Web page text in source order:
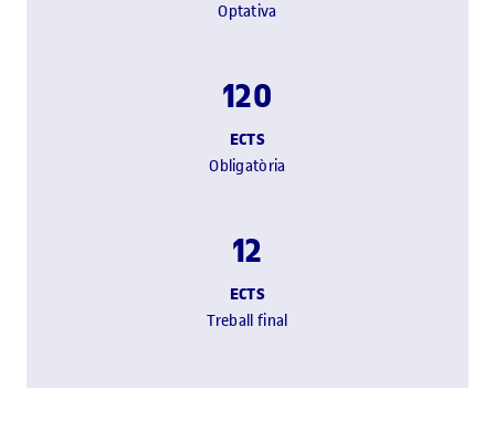
Optativa
120
ECTS
Obligatòria
12
ECTS
Treball final